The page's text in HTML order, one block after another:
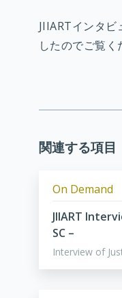
JIIARTインタ
したのでご覧く
関連する項目
On Demand
JIIART
SC –
Interview of